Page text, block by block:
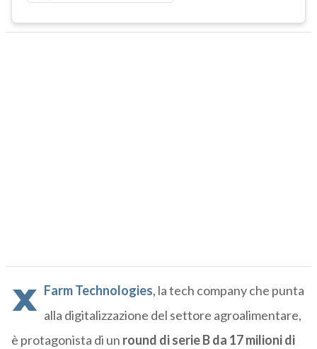
x Farm Technologies, la tech company che punta
alla digitalizzazione del settore agroalimentare,
è protagonista di un round di serie B da 17 milioni di